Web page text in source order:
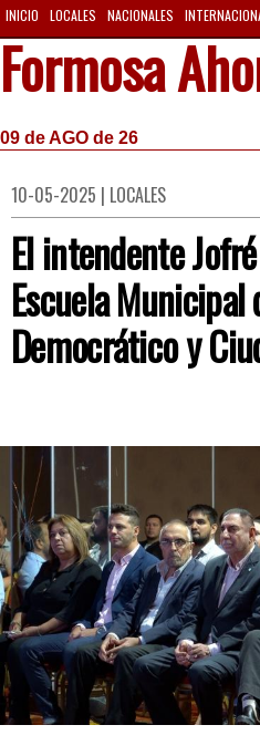
INICIO LOCALES NACIONALES
Formosa
09 de AGO de 26
10-05-2025 | LOCALES
El intendente
Escuela Municipal
Democrático y